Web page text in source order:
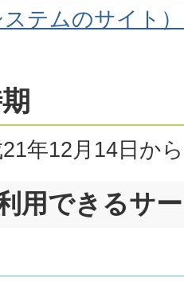
テムのサイト
年12月14日か
用できるサ